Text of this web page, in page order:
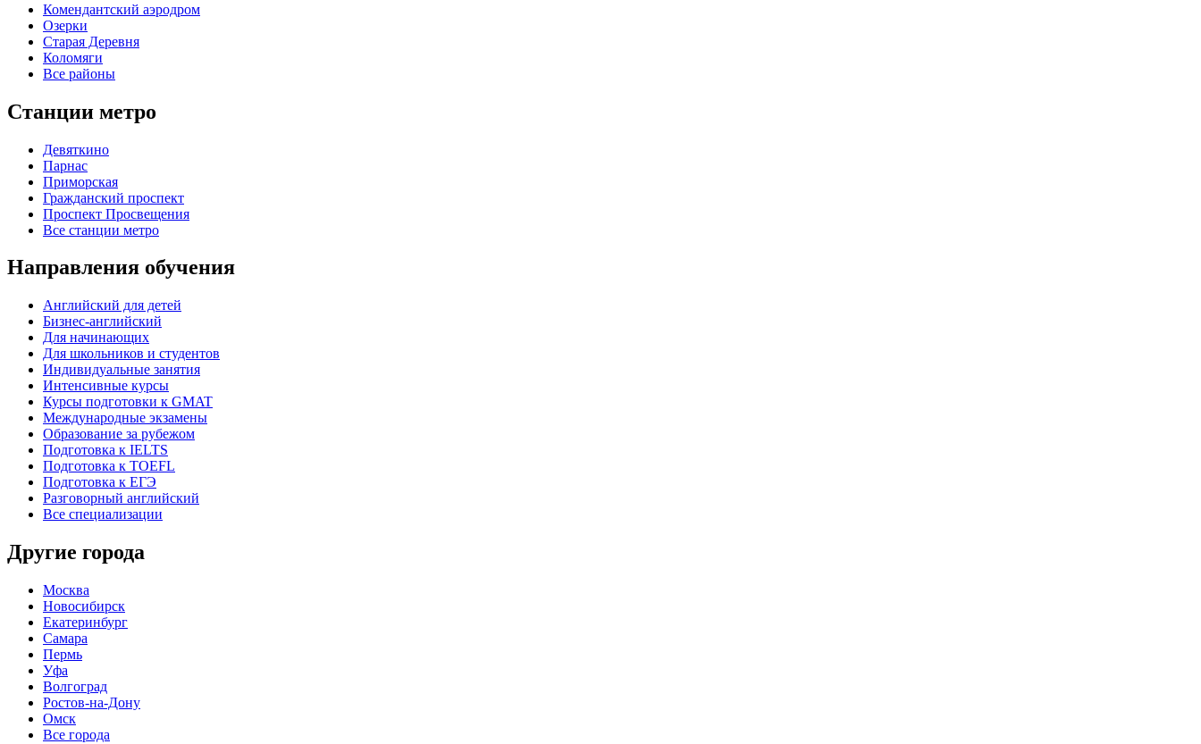
Комендантский аэродром
Озерки
Старая Деревня
Коломяги
Все районы
Станции метро
Девяткино
Парнас
Приморская
Гражданский проспект
Проспект Просвещения
Все станции метро
Направления обучения
Английский для детей
Бизнес-английский
Для начинающих
Для школьников и студентов
Индивидуальные занятия
Интенсивные курсы
Курсы подготовки к GMAT
Международные экзамены
Образование за рубежом
Подготовка к IELTS
Подготовка к TOEFL
Подготовка к ЕГЭ
Разговорный английский
Все специализации
Другие города
Москва
Новосибирск
Екатеринбург
Самара
Пермь
Уфа
Волгоград
Ростов-на-Дону
Омск
Все города